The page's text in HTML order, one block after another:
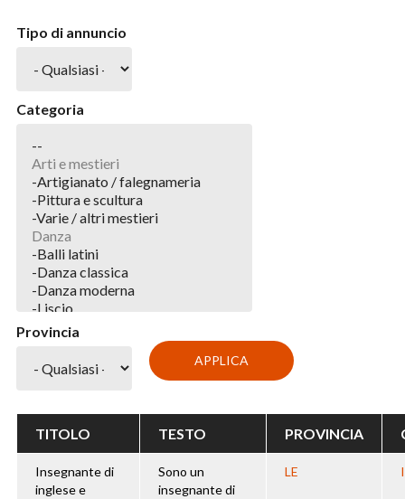
Tipo di annuncio
Categoria
Provincia
TITOLO TESTO PROVINCIA
Insegnante di
inglese e
Sono un
insegnante di
LE